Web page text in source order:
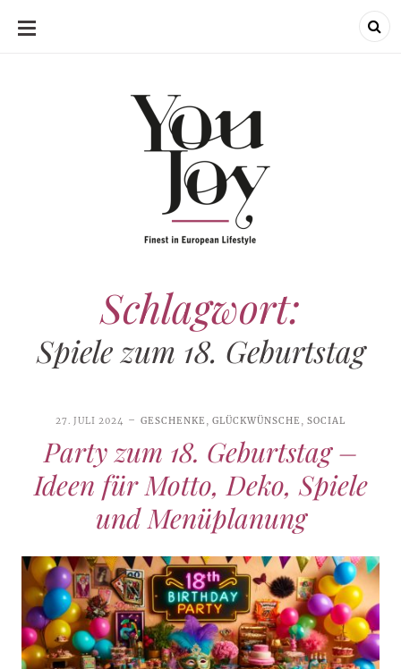
SKIP
Schlagwort:
Spiele zum 18. Geburtstag
27. JULI 2024 GESCHENKE, GLÜCKWÜNSCHE,SOCIAL
Party zum 18. Geburtstag –
Ideen für Motto, Deko, Spiele
und Menüplanung